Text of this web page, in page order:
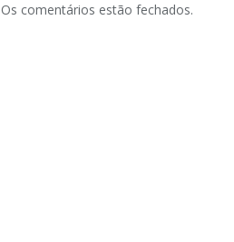
Os comentários estão fechados.